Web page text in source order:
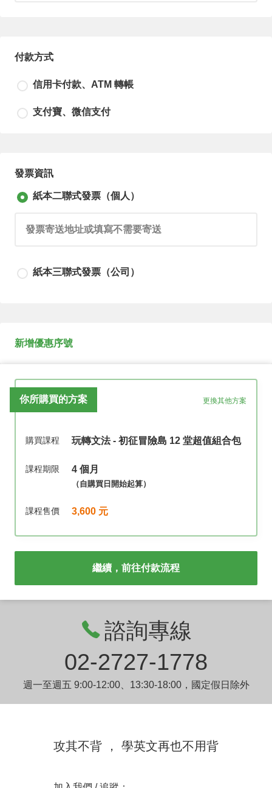
付款方式
信用卡付款、ATM 轉帳
支付寶、微信支付
發票資訊
紙本二聯式發票（個人）
紙本三聯式發票（公司）
請輸入公司統編
新增優惠序號
你所購買的方案 更換其他方案
購買課程 玩轉文法 - 初征冒險島 12 堂超值組合包
課程期限 4 個月
（自購買日開始起算）
課程售價 3,600 元
繼續，前往付款流程
諮詢專線
02-2727-1778
週一至週五 9:00-12:00、13:30-18:00，國定假日除外
攻其不背 ， 學英文再也不用背